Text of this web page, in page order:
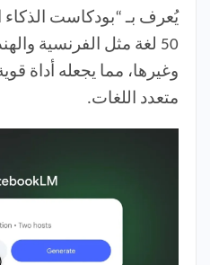
يُعرف بـ “بودكاست الذكاء
50 لغة مثل الفرنسية
وغيرها، مما يجعله أداة
متعدد اللغات.